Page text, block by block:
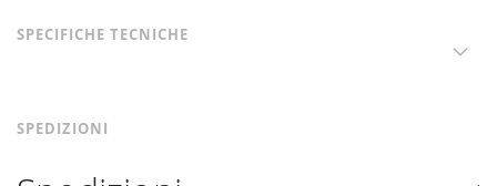
SPECIFICHE TECNICHE
SPEDIZIONI